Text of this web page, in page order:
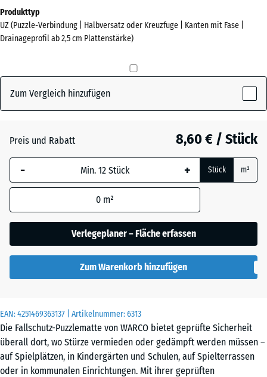
EAN:4251469363137 | Artikelnummer:6313
Die Fallschutz-Puzzlematte von WARCO bietet geprüfte Sicherheit
überall dort, wo Stürze vermieden oder gedämpft werden müssen –
auf Spielplätzen, in Kindergärten und Schulen, auf Spielterrassen
oder in kommunalen Einrichtungen. Mit ihrer geprüften
Farben?
Farbpalette
Ziegelrot(active)
+ 0,50 €
Abmessungen
für
den
x
540
Die gewählte, blau
umrandete
Abmessung wird
Produktdaten nicht
anders angegeben)
für die
Bedarfsberechnung
x
50
x 2
cm
|
Produkttyp
UZ (Puzzle-Verbindung | Halbversatz oder Kreuzfuge | Kanten mit Fase |
Drainageprofil ab 2,5 cm Plattenstärke)
Zum Vergleich hinzufügen
Preis und Rabatt 8,60 € / Stück
- + Stück m²
0 m²
Verlegeplaner – Fläche erfassen
Zum Warenkorb hinzufügen